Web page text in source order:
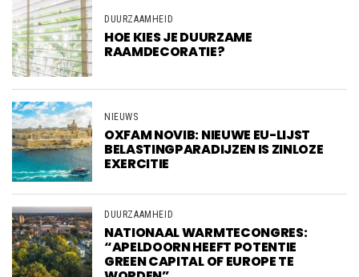
DUURZAAMHEID
HOE KIES JE DUURZAME
RAAMDECORATIE?
NIEUWS
OXFAM NOVIB: NIEUWE EU-LIJST
BELASTINGPARADIJZEN IS ZINLOZE
EXERCITIE
DUURZAAMHEID
NATIONAAL WARMTECONGRES:
“APELDOORN HEEFT POTENTIE
GREEN CAPITAL OF EUROPE TE